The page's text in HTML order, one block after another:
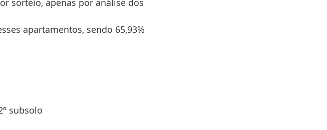
sorteio, apenas por análise dos
apartamentos, sendo 65,93%
subsolo